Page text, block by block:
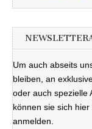
Um auch abseits
bleiben, an
oder auch spezielle
können sie sich
anmelden.